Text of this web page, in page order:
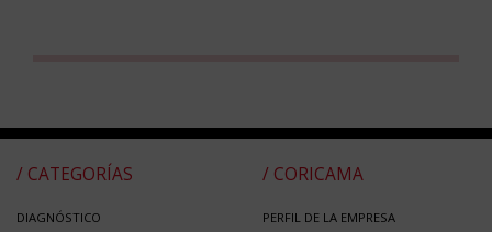
/ CATEGORÍAS
DIAGNÓSTICO
/ CORICAMA
PERFIL DE LA EMPRESA